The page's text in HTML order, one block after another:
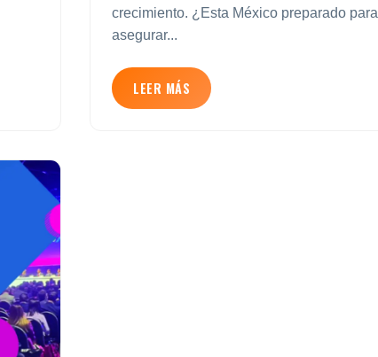
crecimiento. ¿Esta México preparado para
asegurar...
LEER MÁS